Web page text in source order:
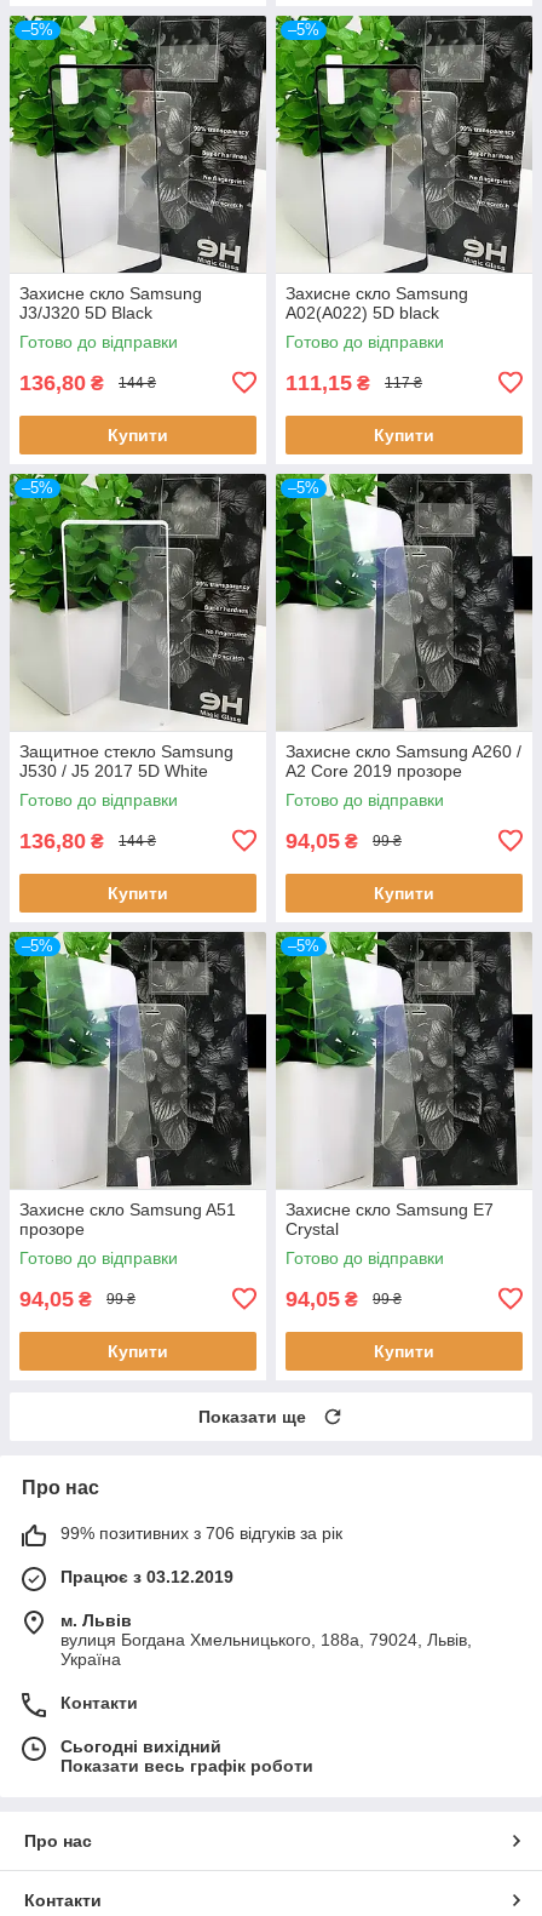
–5%
Захисне скло Samsung
J3/J320 5D Black
Готово до відправки
136,80 ₴ 144 ₴
Купити
–5%
Захисне скло Samsung
A02(A022) 5D black
Готово до відправки
111,15 ₴ 117 ₴
Купити
–5%
Защитное стекло Samsung
J530 / J5 2017 5D White
Готово до відправки
136,80 ₴ 144 ₴
Купити
–5%
Захисне скло Samsung A260 /
A2 Core 2019 прозоре
Готово до відправки
94,05 ₴ 99 ₴
Купити
–5%
Захисне скло Samsung A51
прозоре
Готово до відправки
94,05 ₴ 99 ₴
Купити
–5%
Захисне скло Samsung E7
Crystal
Готово до відправки
94,05 ₴ 99 ₴
Купити
Показати ще
Про нас
99% позитивних з 706 відгуків за рік
Працює з 03.12.2019
м. Львів
вулиця Богдана Хмельницького, 188а, 79024, Львів,
Україна
Контакти
Сьогодні вихідний
Показати весь графік роботи
Про нас
Контакти